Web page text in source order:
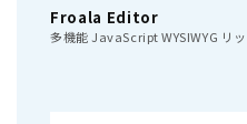
Froala Editor
多機能 JavaScript WYSIWYG リ